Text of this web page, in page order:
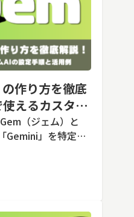
作り方を徹底
えるカスタム
例（ジェム）と
Gemini」を特定の
イズできる機能で